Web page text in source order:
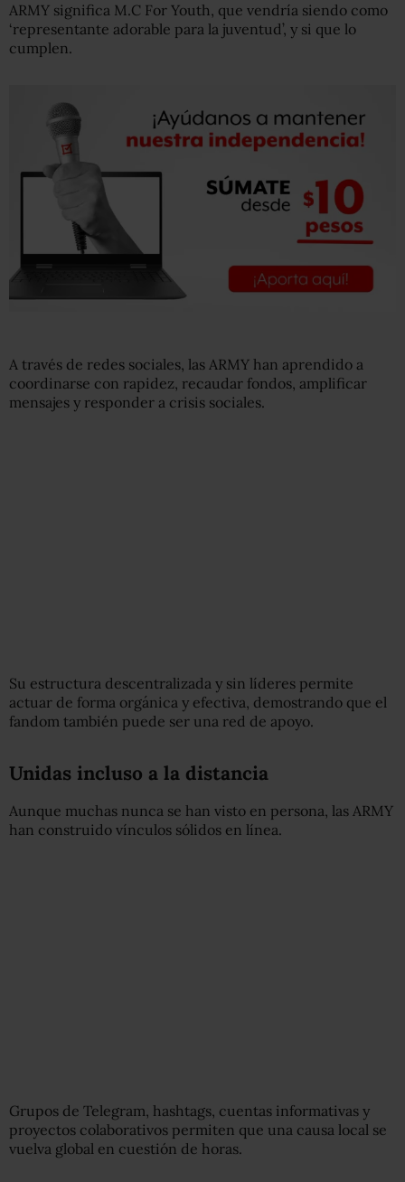
ARMY significa M.C For Youth, que vendría siendo como
‘representante adorable para la juventud’, y si que lo
cumplen.
A través de redes sociales, las ARMY han aprendido a
coordinarse con rapidez, recaudar fondos, amplificar
mensajes y responder a crisis sociales.
Su estructura descentralizada y sin líderes permite
actuar de forma orgánica y efectiva, demostrando que el
fandom también puede ser una red de apoyo.
Unidas incluso a la distancia
Aunque muchas nunca se han visto en persona, las ARMY
han construido vínculos sólidos en línea.
Grupos de Telegram, hashtags, cuentas informativas y
proyectos colaborativos permiten que una causa local se
vuelva global en cuestión de horas.